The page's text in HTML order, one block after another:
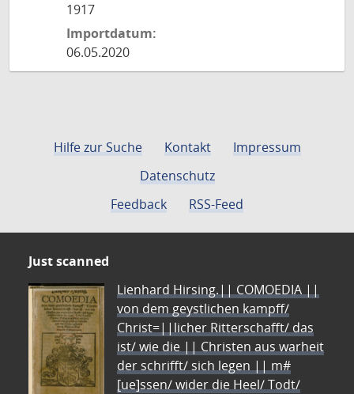
1917
Importdatum:
06.05.2020
Hilfe zur Suche Kontakt
Impressum
Datenschutz
Feedback
RSS-Feed
Just scanned
Lienhard Hirsing.|| COMOEDIA ||
von dem geystlichen kampff/
Christ=||licher Ritterschafft/ das
ist/ wie die || Christen aus warheit
der schrifft/ sich legen || m#
[ue]ssen/ wider die Heel/ Todt/